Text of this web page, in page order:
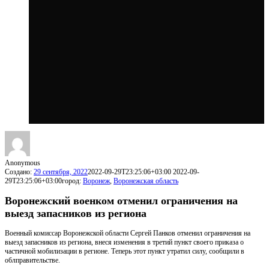
Anonymous
Создано: 29 сентября, 20222022-09-29T23:25:06+03:00 2022-09-
29T23:25:06+03:00город: Воронеж, Воронежская область
Воронежский военком отменил ограничения на
выезд запасников из региона
Военный комиссар Воронежской области Сергей Панков отменил ограничения на
выезд запасников из региона, внеся изменения в третий пункт своего приказа о
частичной мобилизации в регионе. Теперь этот пункт утратил силу, сообщили в
облправительстве.